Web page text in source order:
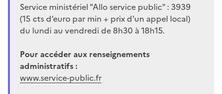
Service ministériel "Allo service public" : 3939
(15 cts d’euro par min + prix d'un appel local)
du lundi au vendredi de 8h30 à 18h15.
Pour accéder aux renseignements
administratifs :
www.service-public.fr